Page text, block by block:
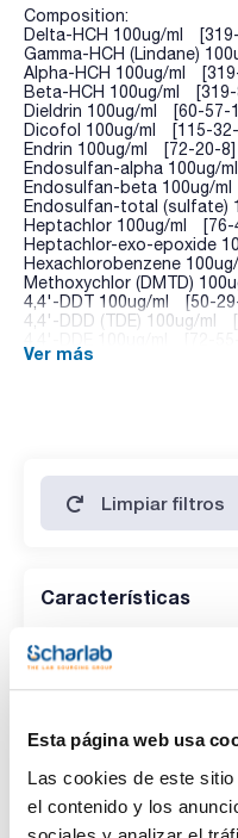
Esta página web usa
Las cookies de este
el contenido y los
Composition:
Delta-HCH 100ug/ml
Gamma-HCH (Lindane)
Alpha-HCH 100ug/ml
Beta-HCH 100ug/ml [319-
Dieldrin 100ug/ml [60-57-
Dicofol 100ug/ml [115-
Endrin 100ug/ml [72-20-8]
Endosulfan-alpha 100ug/
Endosulfan-beta 100ug/
Endosulfan-total (sulfate)
Heptachlor 100ug/ml [76-
Heptachlor-exo-epoxide
Hexachlorobenzene
Methoxychlor (DMTD)
4,4'-DDT 100ug/ml [50-
4,4'-DDD (TDE) 100ug/ml
Aldrin 100ug/ml [309-00-2]
Ver más
Limpiar filtros
Características
Disolvente
Envase
Ampoule(1)